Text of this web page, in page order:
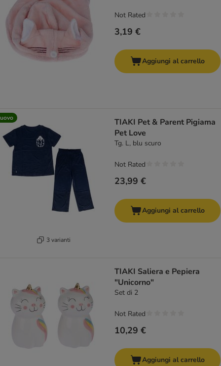
3,19 €
Not Rated
Aggiungi al carrello
3 varianti
TIAKI Pet & Parent Pigiama
Pet Love
Tg. L, blu scuro
23,99 €
Not Rated
Aggiungi al carrello
TIAKI Saliera e Pepiera
"Unicorno"
Set di 2
10,29 €
Not Rated
Aggiungi al carrello